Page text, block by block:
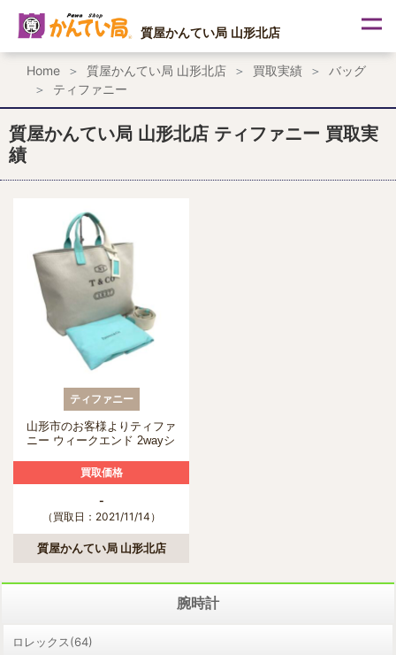
ス
プ
質屋かんてい局 山形北店
Home 質屋かんてい局 山形北店 買取実績
バッグ
ティファニー
質屋かんてい局 山形北店 ティファニー 買取実
績
ティファニー
山形市のお客様よりティファ
ニー ウィークエンド 2wayシ
グを買取させていただきまし
た！買取金額も公開します！
買取価格
-
（買取日：2021/11/14）
質屋かんてい局 山形北店
腕時計
ロレックス(64)